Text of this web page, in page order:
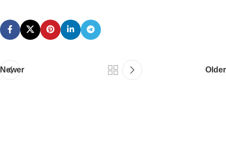
Newer Older